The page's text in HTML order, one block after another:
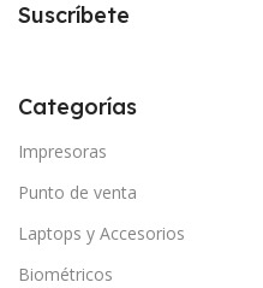
Suscríbete
Categorías
Impresoras
Punto de venta
Laptops y Accesorios
Biométricos